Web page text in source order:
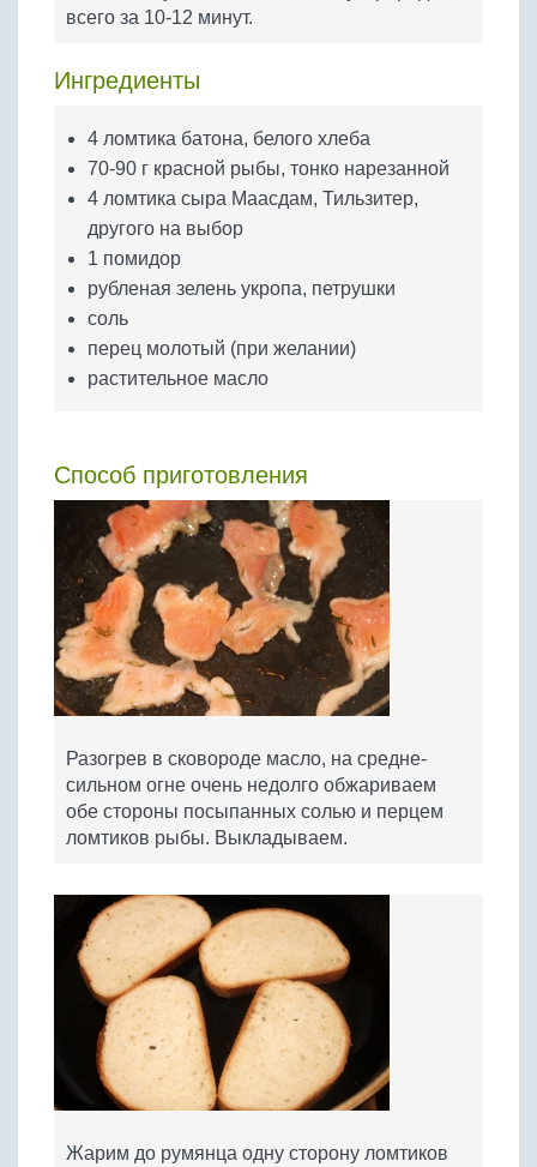
Бобовые
Крупы
всего за 10-12 минут.
Ингредиенты
4 ломтика батона, белого хлеба
70-90 г красной рыбы, тонко нарезанной
4 ломтика сыра Маасдам, Тильзитер,
другого на выбор
1 помидор
рубленая зелень укропа, петрушки
соль
перец молотый (при желании)
растительное масло
Способ приготовления
Разогрев в сковороде масло, на средне-
сильном огне очень недолго обжариваем
обе стороны посыпанных солью и перцем
ломтиков рыбы. Выкладываем.
Жарим до румянца одну сторону ломтиков